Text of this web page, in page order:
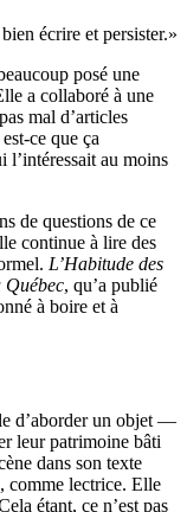
écrire et persister.»
posé une
a collaboré à une
mal d’articles
ce que ça
l’intéressait au moins
de questions de ce
continue à lire des
L’Habitude des
Québec, qu’a publié
à boire et à
d’aborder un objet —
leur patrimoine bâti
dans son texte
comme lectrice. Elle
étant, ce n’est pas